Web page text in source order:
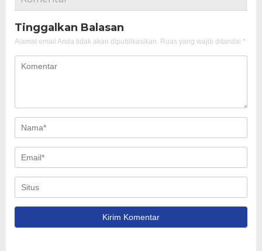
Tinggalkan Balasan
Alamat email Anda tidak akan dipublikasikan. Ruas yang wajib ditandai *